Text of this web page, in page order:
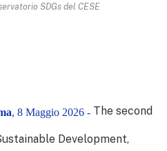
SDGs del CESE
, 8 Maggio 2026 - The second
Development,